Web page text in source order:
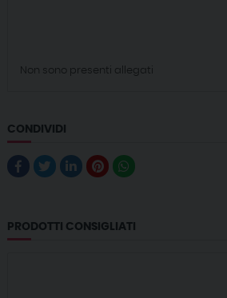
Non sono presenti allegati
CONDIVIDI
PRODOTTI CONSIGLIATI